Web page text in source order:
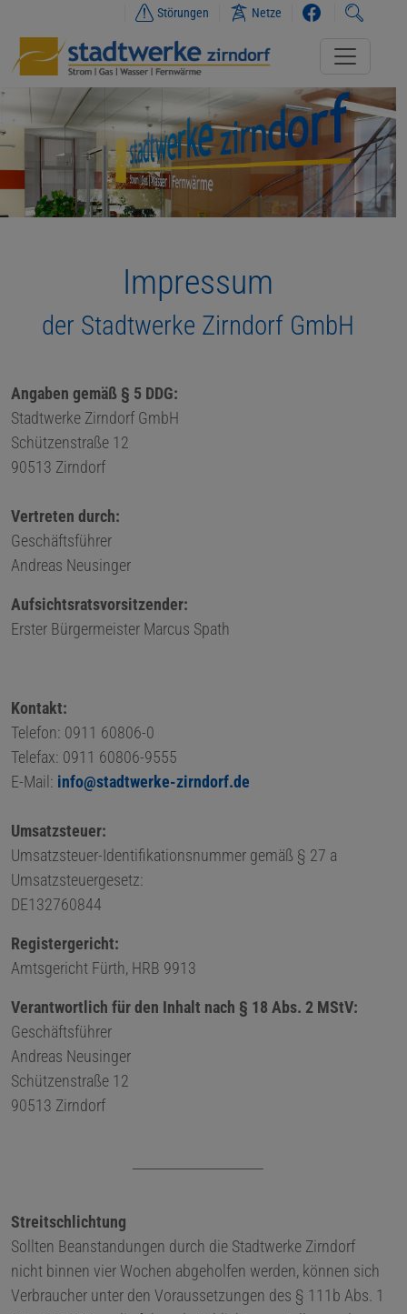
Störungen Netze
Impressum
der Stadtwerke Zirndorf GmbH
Angaben gemäß § 5 DDG:
Stadtwerke Zirndorf GmbH
Schützenstraße 12
90513 Zirndorf
Vertreten durch:
Geschäftsführer
Andreas Neusinger
Aufsichtsratsvorsitzender:
Erster Bürgermeister Marcus Spath
Kontakt:
Telefon: 0911 60806-0
Telefax: 0911 60806-9555
E-Mail: info@stadtwerke-zirndorf.de
Umsatzsteuer:
Umsatzsteuer-Identifikationsnummer gemäß § 27 a
Umsatzsteuergesetz:
DE132760844
Registergericht:
Amtsgericht Fürth, HRB 9913
Verantwortlich für den Inhalt nach § 18 Abs. 2 MStV:
Geschäftsführer
Andreas Neusinger
Schützenstraße 12
90513 Zirndorf
Streitschlichtung
Sollten Beanstandungen durch die Stadtwerke Zirndorf
nicht binnen vier Wochen abgeholfen werden, können sich
Verbraucher unter den Voraussetzungen des § 111b Abs. 1